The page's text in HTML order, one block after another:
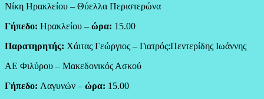
Νίκη Ηρακλείου – Θύελλα Περιστερώνα
Γήπεδο: Ηρακλείου – ώρα: 15.00
Παρατηρητής: Χάιτας Γεώργιος – Γιατρός:Πεντερίδης Ιωάννης
ΑΕ Φιλύρου – Μακεδονικός Ασκού
Γήπεδο: Λαγυνών – ώρα: 15.00